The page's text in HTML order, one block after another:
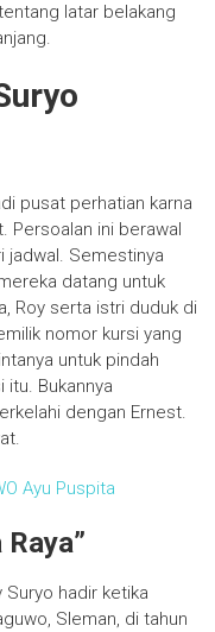
latar belakang
pusat perhatian karna
Persoalan ini berawal
jadwal. Semestinya
datang untuk
Roy serta istri duduk di
nomor kursi yang
untuk pindah
itu. Bukannya
dengan Ernest.
Ayu Puspita
hadir ketika
Sleman, di tahun